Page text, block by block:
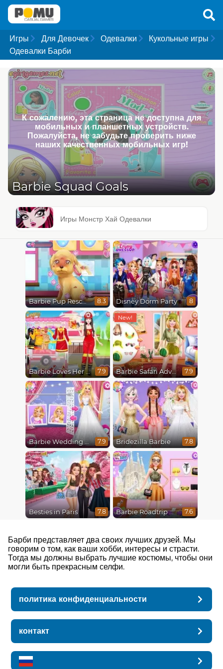
Игры Для Девочек Одевалки
Кукольные игры
Одевалки Барби
К сожалению, эта страница не доступна для
мобильных и планшетных устройств.
Пожалуйста, не забудьте проверить ниже
наших качественных мобильных игр!
Barbie Squad Goals
Игры Монстр Хай Одевалки
Barbie Pup Rescue 8.3 Disney Dorm Party 8
Barbie Loves Her Job 7.9 Barbie Safari Adventure 7.9
Barbie Wedding Fun 7.9 Bridezilla Barbie 7.8
Besties in Paris 7.8 Barbie Roadtrip Adventure 7.6
Барби представляет два своих лучших друзей. Мы
говорим о том, как ваши хобби, интересы и страсти.
Тогда мы должны выбрать лучшие костюмы, чтобы они
могли быть прекрасным селфи.
политика конфиденциальности
контакт